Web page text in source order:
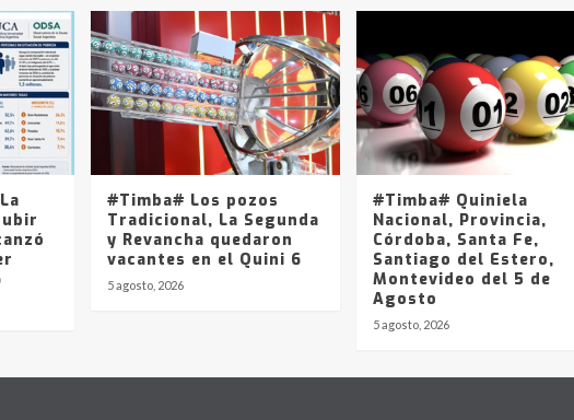
3
4
#Timba# Los pozos
Tradicional, La Segunda
y Revancha quedaron
vacantes en el Quini 6
5 agosto, 2026
#Timba# Quiniela
Nacional, Provincia,
Córdoba, Santa Fe,
Santiago del Estero,
Montevideo del 5 de
Agosto
5 agosto, 2026